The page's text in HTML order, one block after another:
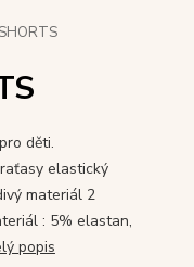
děti.
elastický
materiál 2
: 5% elastan,
popis